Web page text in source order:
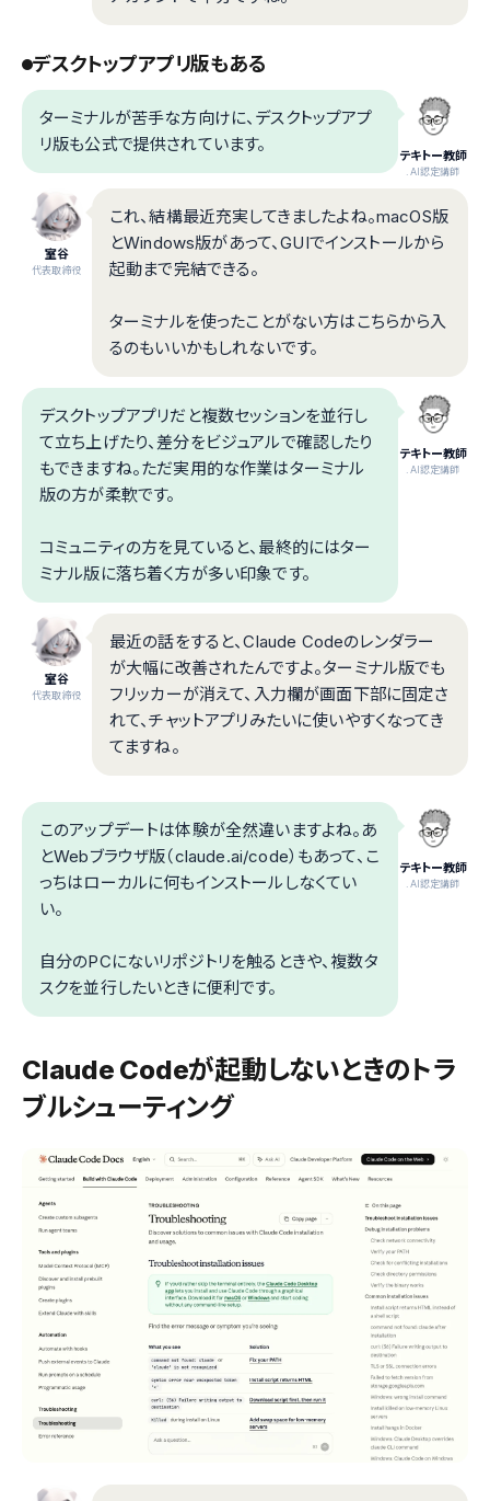
デスクトップアプリ版もある
テキトー教師
.AI認定講師
ターミナルが苦手な方向けに、デスクトップアプ
リ版も公式で提供されています。
室谷
代表取締役
これ、結構最近充実してきましたよね。macOS版
とWindows版があって、GUIでインストールから
起動まで完結できる。
ターミナルを使ったことがない方はこちらから入
るのもいいかもしれないです。
テキトー教師
.AI認定講師
デスクトップアプリだと複数セッションを並行し
て立ち上げたり、差分をビジュアルで確認したり
もできますね。ただ実用的な作業はターミナル
版の方が柔軟です。
コミュニティの方を見ていると、最終的にはター
ミナル版に落ち着く方が多い印象です。
室谷
代表取締役
最近の話をすると、Claude Codeのレンダラー
が大幅に改善されたんですよ。ターミナル版でも
フリッカーが消えて、入力欄が画面下部に固定さ
れて、チャットアプリみたいに使いやすくなってき
てますね。
テキトー教師
.AI認定講師
このアップデートは体験が全然違いますよね。あ
とWebブラウザ版（claude.ai/code）もあって、こ
っちはローカルに何もインストールしなくてい
い。
自分のPCにないリポジトリを触るときや、複数タ
スクを並行したいときに便利です。
Claude Codeが起動しないときのトラ
ブルシューティング